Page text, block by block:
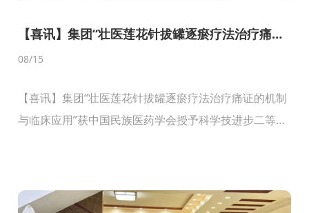
【喜讯】集团“壮医莲花针拔罐逐瘀疗法治疗痛证
的机制与临床应用”获中国民族医药学会授予科学
08/15
【喜讯】集团“壮医莲花针拔罐逐瘀疗法治疗痛证的机制
与临床应用”获中国民族医药学会授予科学技进步二等